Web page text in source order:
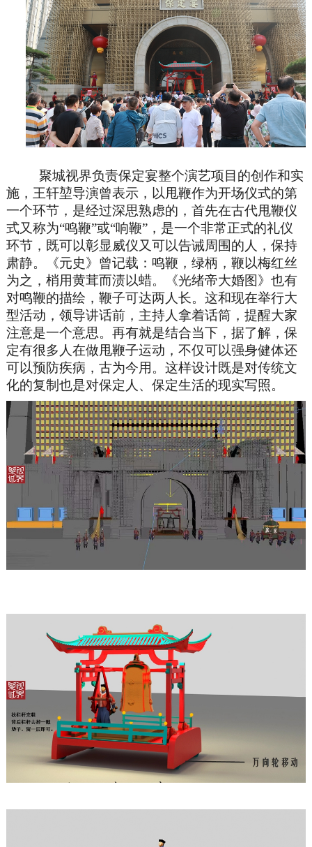
聚城视界负责保定宴整个演艺项目的创作和实
施，王轩堃导演曾表示，以甩鞭作为开场仪式的第
一个环节，是经过深思熟虑的，首先在古代甩鞭仪
式又称为“鸣鞭”或“响鞭”，是一个非常正式的礼仪
环节，既可以彰显威仪又可以告诫周围的人，保持
肃静。《元史》曾记载：鸣鞭，绿柄，鞭以梅红丝
为之，梢用黄茸而渍以蜡。《光绪帝大婚图》也有
对鸣鞭的描绘，鞭子可达两人长。这和现在举行大
型活动，领导讲话前，主持人拿着话筒，提醒大家
注意是一个意思。再有就是结合当下，据了解，保
定有很多人在做甩鞭子运动，不仅可以强身健体还
可以预防疾病，古为今用。这样设计既是对传统文
化的复制也是对保定人、保定生活的现实写照。